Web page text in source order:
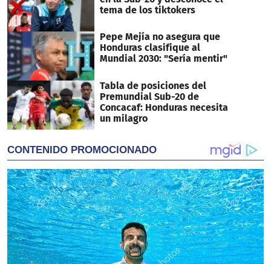
tema de los tiktokers
Pepe Mejía no asegura que
Honduras clasifique al
Mundial 2030: "Sería mentir"
Tabla de posiciones del
Premundial Sub-20 de
Concacaf: Honduras necesita
un milagro